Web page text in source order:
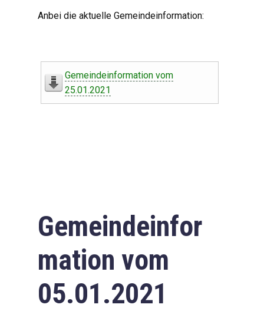
Anbei die aktuelle Gemeindeinformation:
Gemeindeinformation vom
25.01.2021
Gemeindeinfor
mation vom
05.01.2021